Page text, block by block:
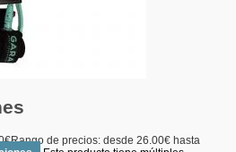
€Rango de precios: desde 26.00€ hasta